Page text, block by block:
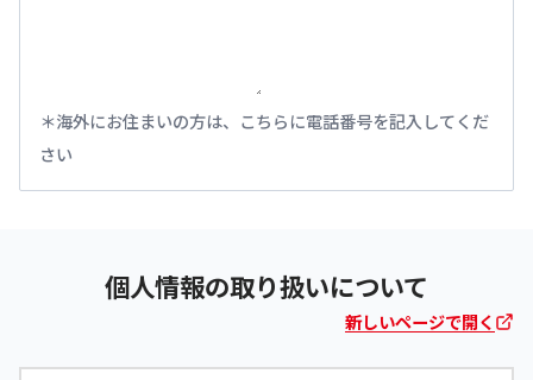
海外にお住まいの方は、こちらに電話番号を記入してくだ
さい
個人情報の取り扱いについて
新しいページで開く